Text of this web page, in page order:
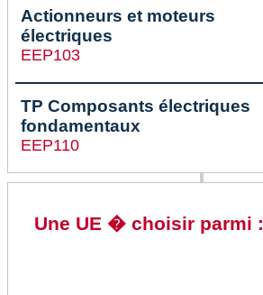
Actionneurs et moteurs
électriques
EEP103
TP Composants électriques
fondamentaux
EEP110
Une UE � choisir parmi :